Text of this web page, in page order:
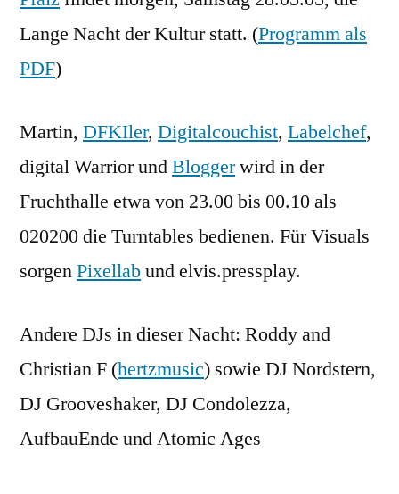
in
KL
Lange Nacht der Kultur statt. (Programm als
PDF)
Martin, DFKIler, Digitalcouchist, Labelchef,
digital Warrior undBloggerwird in der
Fruchthalle etwa von 23.00 bis 00.10 als
020200 die Turntables bedienen. Für Visuals
sorgenPixellabund elvis.pressplay.
Andere DJs in dieser Nacht: Roddy and
Christian F (hertzmusic) sowie DJ Nordstern,
DJ Grooveshaker, DJ Condolezza,
AufbauEnde und Atomic Ages